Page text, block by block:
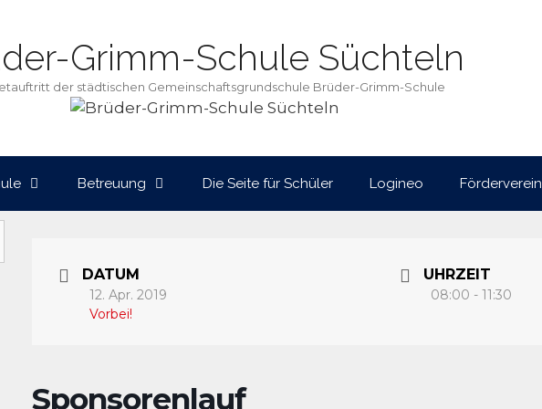
Grimm-Schule Süchteln
der städtischen Gemeinschaftsgrundschule Brüder-Grimm-Schule
Betreuung Die Seite für Schüler Logineo Förderverein
DATUM
12. Apr. 2019
Vorbei!
UHRZEIT
08:00 - 11:30
Sponsorenlauf